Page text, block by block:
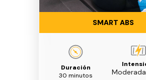
SMART ABS
Duración
30 minutos